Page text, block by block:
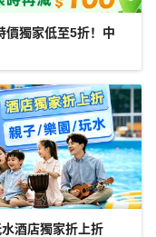
獨家低至5折！中
親子/樂園/玩水酒店獨家折上折